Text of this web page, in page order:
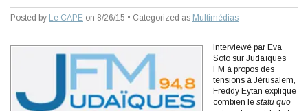
Posted by Le CAPE on 8/26/15 • Categorized as Multimédias
Interviewé par Eva
Soto sur Judaïques
FM à propos des
tensions à Jérusalem,
Freddy Eytan explique
combien le statu quo